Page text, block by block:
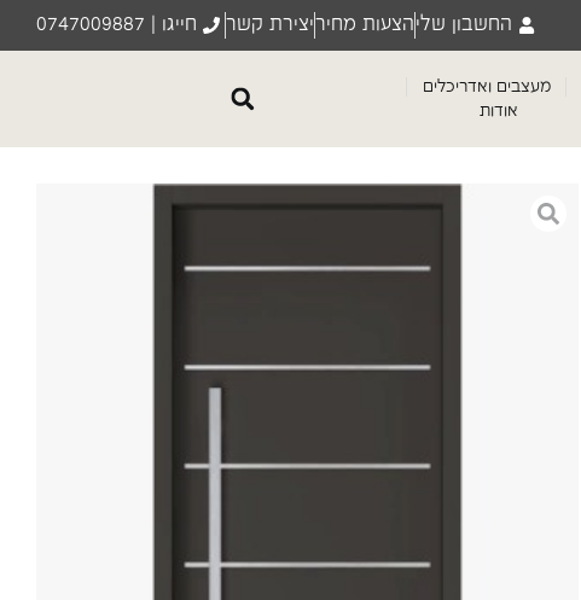
החשבון שליהצעות מחיריצירת קשר חייגו | 0747009887
מעצבים ואדריכלים
אודות